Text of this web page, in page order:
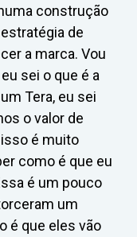
construção
de
a marca. Vou
sei o que é a
Tera, eu sei
o valor de
isso é muito
como é que eu
é um pouco
um
é que eles vão